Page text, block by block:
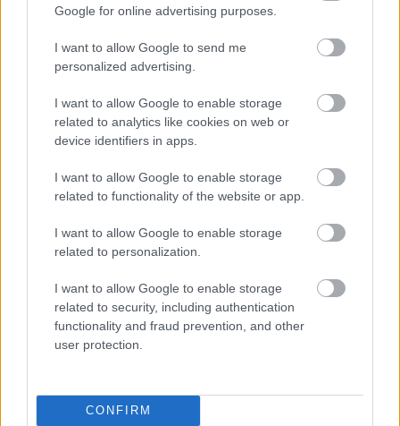
Google for online advertising purposes.
I want to allow Google to send me
personalized advertising.
I want to allow Google to enable storage
related to analytics like cookies on web or
device identifiers in apps.
I want to allow Google to enable storage
related to functionality of the website or app.
I want to allow Google to enable storage
related to personalization.
I want to allow Google to enable storage
related to security, including authentication
functionality and fraud prevention, and other
user protection.
CONFIRM
vagyunk, mint a filmben szereplők.”
„Rachel és a szerelmi történetem ennél sokkal
romantikusabb.”
Bár végül nem így alakult, egyik színész sem bánta meg.
Ahogy egy forrás 2008-ban aPeople
voltak neheztelő érzések, sőt, barátok maradtak.
támogatta aDJ-debütálásán, sőt, még vacsorázni is látták
Évekkel később egyértelmű volt, hogy Gosling még mindig
nagyra tartja exét, amikor megjegyezte: „Minden idők két
legjobb barátnője volt nekem [Sandra Bullock és Rachel